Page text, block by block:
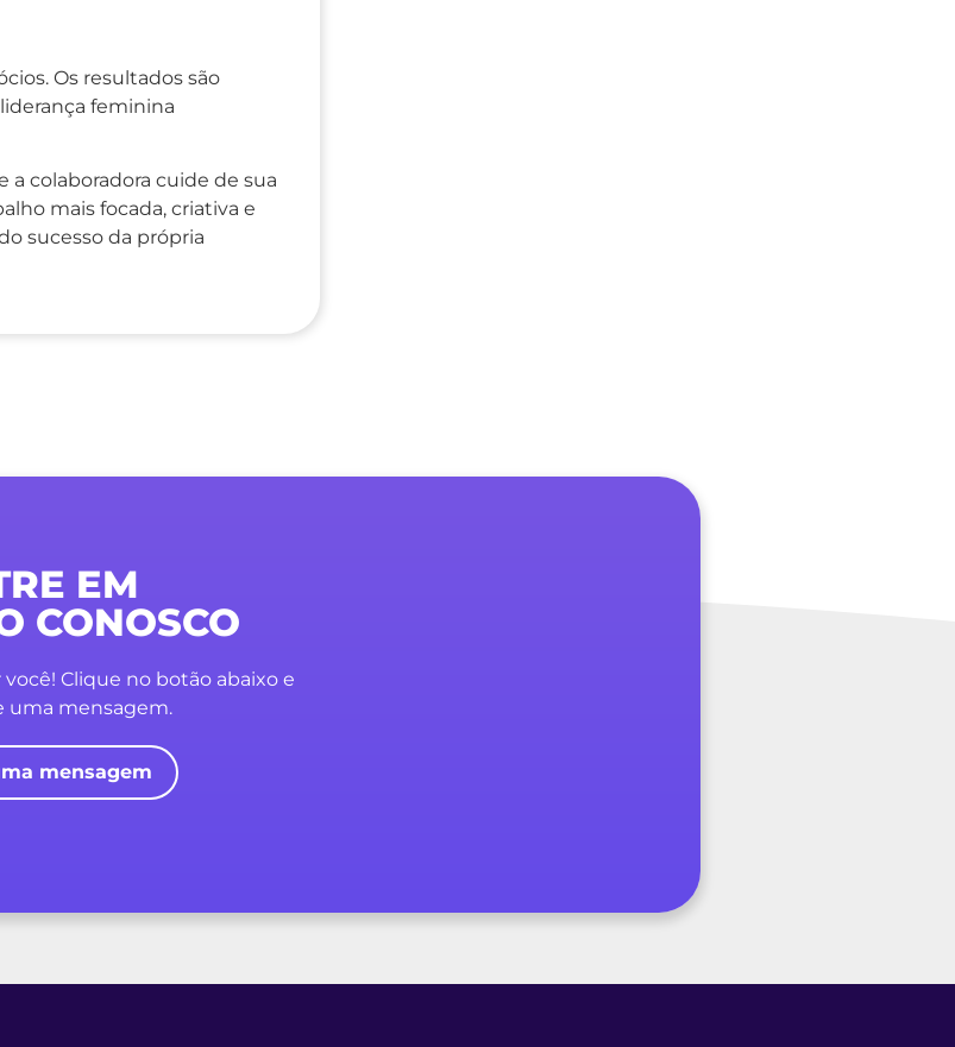
Os resultados são
feminina
a colaboradora cuide de sua
mais focada, criativa e
sucesso da própria
EM
CONOSCO
Clique no botão abaixo e
uma mensagem.
mensagem